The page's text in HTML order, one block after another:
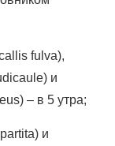
fulvа),
и
– в 5 утра;
и